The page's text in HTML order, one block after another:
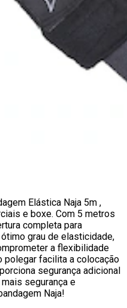
Elástica Naja 5m ,
e boxe. Com 5 metros
completa para
grau de elasticidade,
a flexibilidade
polegar facilita a colocação
segurança adicional
segurança e
Naja!